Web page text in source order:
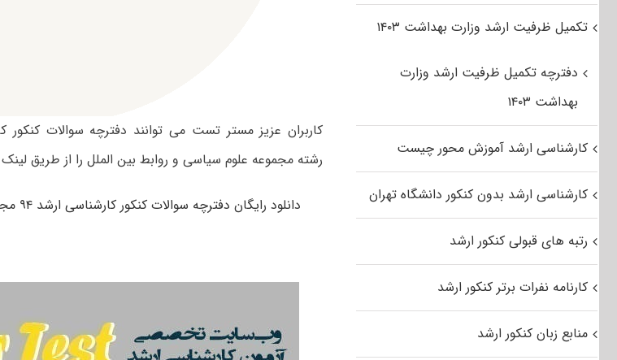
رشته مجموعه علوم سیاسی و روابط بین الملل را از طریق لینک
دانلود رایگان دفترچه سوالات کنکور کارشناسی ارشد ۹۴ مجموعه علوم سیاسی و روابط بین الملل
تکمیل ظرفیت ارشد وزارت بهداشت ۱۴۰۳
دفترچه تکمیل ظرفیت ارشد وزارت
بهداشت ۱۴۰۳
کارشناسی ارشد آموزش محور چیست
کارشناسی ارشد بدون کنکور دانشگاه تهران
رتبه های قبولی کنکور ارشد
کارنامه نفرات برتر کنکور ارشد
منابع زبان کنکور ارشد